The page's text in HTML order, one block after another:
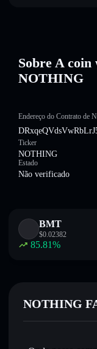
Sobre A
NOTHING
Endereço do Contrato de
Ticker
NOTHING
Estado
Não verificado
BMT
$0.02382
85.81%
NOTHING